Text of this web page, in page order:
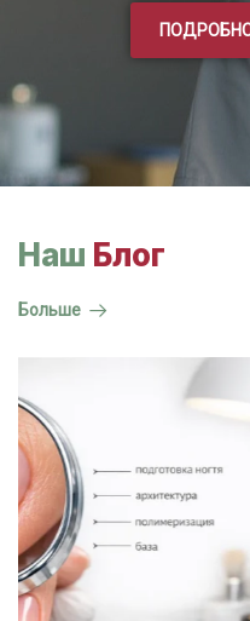
Наш Блог
Больше